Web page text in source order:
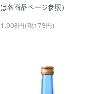
は各商品ページ参照）
1,908円(税173円)